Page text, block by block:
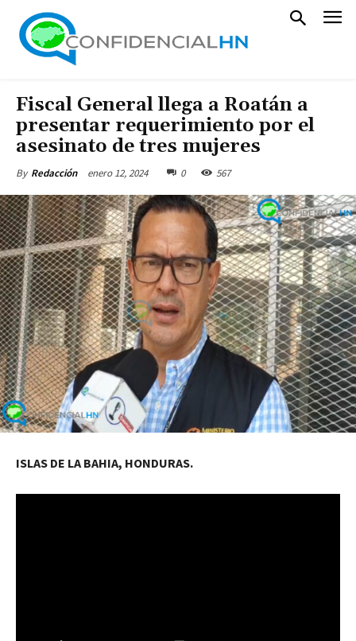
Fiscal General llega a Roatán a
presentar requerimiento por el
asesinato de tres mujeres
By Redacción enero 12, 2024 0 567
ISLAS DE LA BAHIA, HONDURAS.